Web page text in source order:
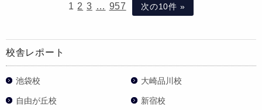
1 2 3 … 957 次の10件 »
校舎レポート
池袋校 大崎品川校
自由が丘校 新宿校